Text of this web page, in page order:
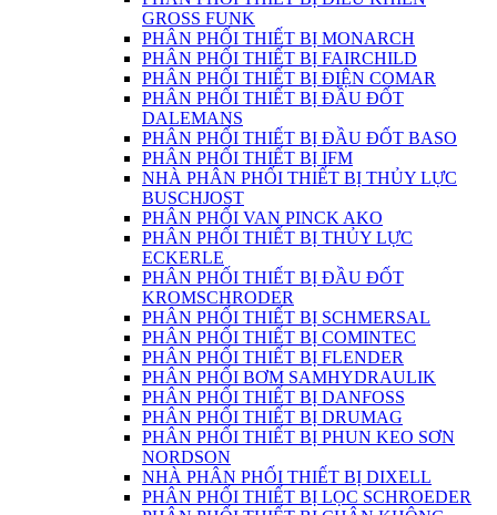
GROSS FUNK
PHÂN PHỐI THIẾT BỊ MONARCH
PHÂN PHỐI THIẾT BỊ FAIRCHILD
PHÂN PHỐI THIẾT BỊ ĐIỆN COMAR
PHÂN PHỐI THIẾT BỊ ĐẦU ĐỐT
DALEMANS
PHÂN PHỐI THIẾT BỊ ĐẦU ĐỐT BASO
PHÂN PHỐI THIẾT BỊ IFM
NHÀ PHÂN PHỐI THIẾT BỊ THỦY LỰC
BUSCHJOST
PHÂN PHỐI VAN PINCK AKO
PHÂN PHỐI THIẾT BỊ THỦY LỰC
ECKERLE
PHÂN PHỐI THIẾT BỊ ĐẦU ĐỐT
KROMSCHRODER
PHÂN PHỐI THIẾT BỊ SCHMERSAL
PHÂN PHỐI THIẾT BỊ COMINTEC
PHÂN PHỐI THIẾT BỊ FLENDER
PHÂN PHỐI BƠM SAMHYDRAULIK
PHÂN PHỐI THIẾT BỊ DANFOSS
PHÂN PHỐI THIẾT BỊ DRUMAG
PHÂN PHỐI THIẾT BỊ PHUN KEO SƠN
NORDSON
NHÀ PHÂN PHỐI THIẾT BỊ DIXELL
PHÂN PHỐI THIẾT BỊ LỌC SCHROEDER